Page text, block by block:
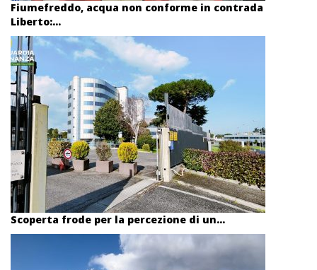
Fiumefreddo, acqua non conforme in contrada
Liberto:...
Scoperta frode per la percezione di un...